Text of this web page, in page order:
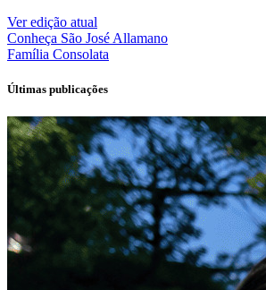
Ver edição atual
Conheça São José Allamano
Família Consolata
Últimas publicações